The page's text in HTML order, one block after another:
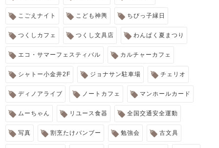
こごえナイト こども神輿 ちびっ子縁日
つくしカフェ つくし文具店 わんぱく夏まつり
エコ・サマーフェスティバル カルチャーカフェ
シャトー小金井2F ジョナサン駐車場 チェリオ
ディノアライブ ノートカフェ マンホールカード
ムーちゃん リユース食器 全国交通安全運動
写真 割烹たけバンブー 勉強会 古文具